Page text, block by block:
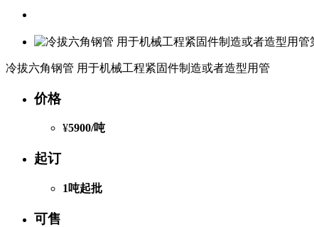
冷拔六角钢管 用于机械工程紧固件制造或者造型用管
价格
¥5900/吨
起订
1吨起批
可售